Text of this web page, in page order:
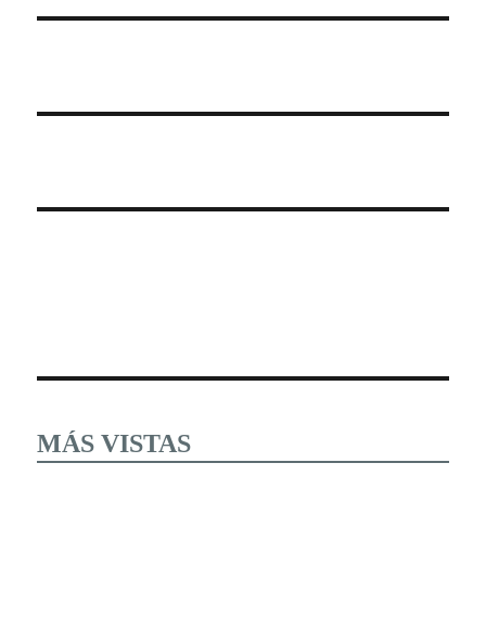
MÁS VISTAS